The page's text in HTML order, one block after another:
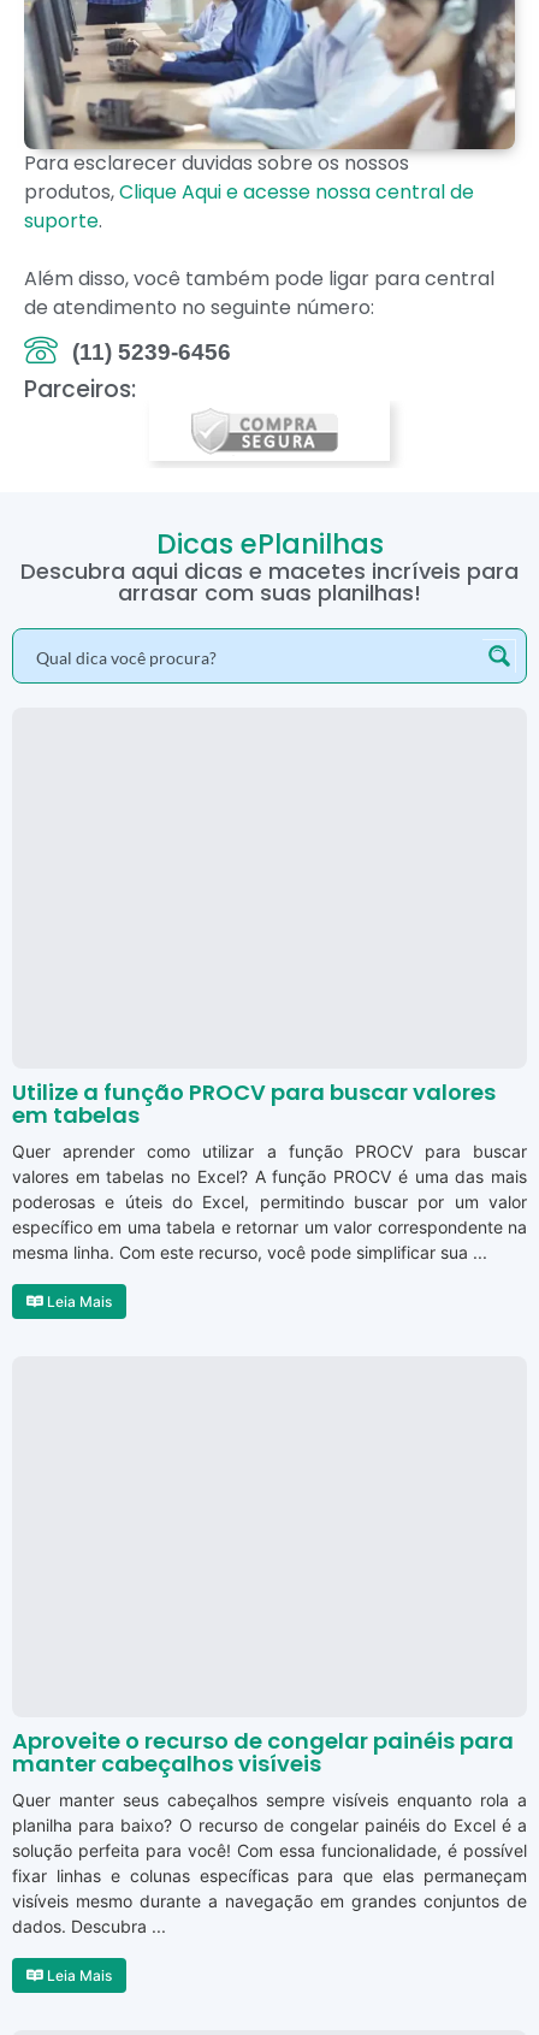
Para esclarecer duvidas sobre os nossos
produtos,Clique Aqui e acesse nossa central de
suporte.
Além disso, você também pode ligar para central
de atendimento no seguinte número:
(11) 5239-6456
Parceiros:
Dicas ePlanilhas
Descubra aqui dicas e macetes incríveis para
arrasar com suas planilhas!
Utilize a função PROCV para buscar valores
em tabelas
Quer aprender como utilizar a função PROCV para buscar
valores em tabelas no Excel? A função PROCV é uma das mais
poderosas e úteis do Excel, permitindo buscar por um valor
específico em uma tabela e retornar um valor correspondente na
mesma linha. Com este recurso, você pode simplificar sua ...
Leia Mais
Aproveite o recurso de congelar painéis para
manter cabeçalhos visíveis
Quer manter seus cabeçalhos sempre visíveis enquanto rola a
planilha para baixo? O recurso de congelar painéis do Excel é a
solução perfeita para você! Com essa funcionalidade, é possível
fixar linhas e colunas específicas para que elas permaneçam
visíveis mesmo durante a navegação em grandes conjuntos de
dados. Descubra ...
Leia Mais